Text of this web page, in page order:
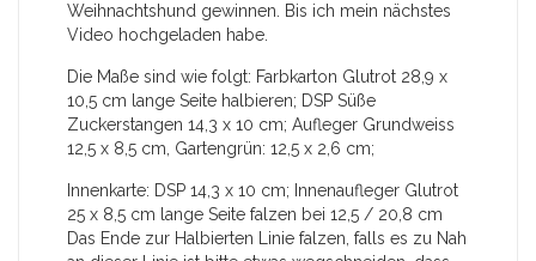
Weihnachtshund gewinnen. Bis ich mein nächstes
Video hochgeladen habe.
Die Maße sind wie folgt: Farbkarton Glutrot 28,9 x
10,5 cm lange Seite halbieren; DSP Süße
Zuckerstangen 14,3 x 10 cm; Aufleger Grundweiss
12,5 x 8,5 cm, Gartengrün: 12,5 x 2,6 cm;
Innenkarte: DSP 14,3 x 10 cm; Innenaufleger Glutrot
25 x 8,5 cm lange Seite falzen bei 12,5 / 20,8 cm
Das Ende zur Halbierten Linie falzen, falls es zu Nah